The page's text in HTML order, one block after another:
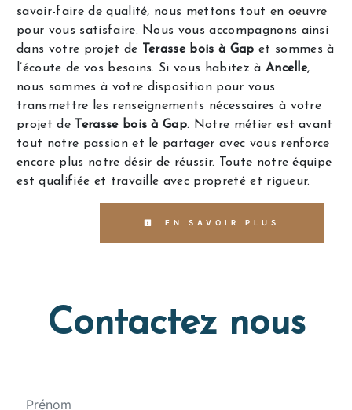
savoir-faire de qualité, nous mettons tout en oeuvre
pour vous satisfaire. Nous vous accompagnons ainsi
dans votre projet de
Terasse bois à Gap et sommes à
l’écoute de vos besoins. Si vous habitez à Ancelle,
nous sommes à votre disposition pour vous
transmettre les renseignements nécessaires à votre
projet de
Terasse bois à Gap. Notre métier est avant
tout notre passion et le partager avec vous renforce
encore plus notre désir de réussir. Toute notre équipe
est qualifiée et travaille avec propreté et rigueur.
EN SAVOIR PLUS
Contactez nous